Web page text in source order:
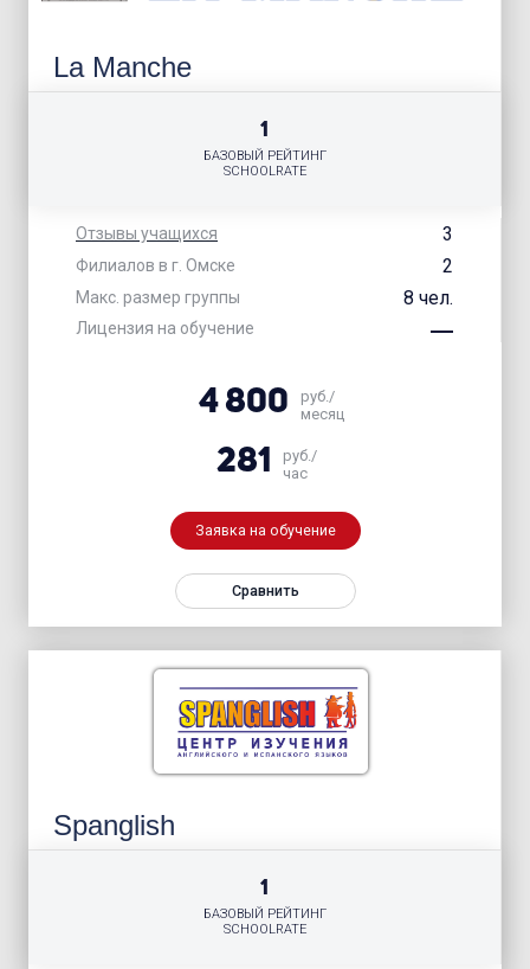
La Manche
Отзывы учащихся 3
Филиалов в г. Омске 2
Макс. размер группы 8 чел.
Лицензия на обучение
1
БАЗОВЫЙ РЕЙТИНГ
SCHOOLRATE
4 800
руб./
месяц
281
руб./
час
Заявка на обучение
Сравнить
Spanglish
1
БАЗОВЫЙ РЕЙТИНГ
SCHOOLRATE